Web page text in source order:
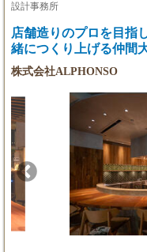
は内装工事に関わ
歓迎です
設計事務所
店舗造りのプロを目指
緒につくり上げる仲間
株式会社ALPHONSO